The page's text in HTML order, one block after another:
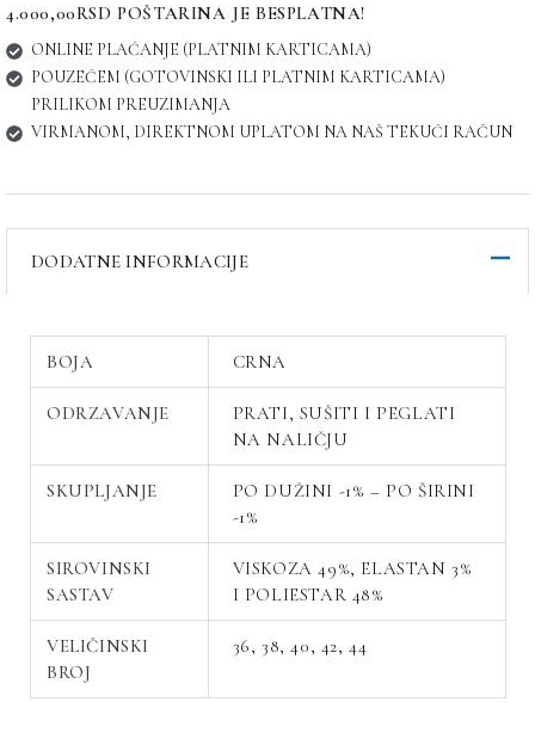
4.000,00RSD POŠTARINA JE BESPLATNA!
ONLINE PLAĆANJE (PLATNIM KARTICAMA)
POUZEĆEM (GOTOVINSKI ILI PLATNIM KARTICAMA)
PRILIKOM PREUZIMANJA
VIRMANOM, DIREKTNOM UPLATOM NA NAŠ TEKUĆI RAČUN
DODATNE INFORMACIJE
BOJA CRNA
ODRZAVANJE
PRATI, SUŠITI I PEGLATI
NA NALIČJU
SKUPLJANJE
PO DUŽINI -1% – PO ŠIRINI
-1%
SIROVINSKI
SASTAV
VISKOZA 49%, ELASTAN 3%
I POLIESTAR 48%
VELIČINSKI
BROJ
36, 38, 40, 42, 44